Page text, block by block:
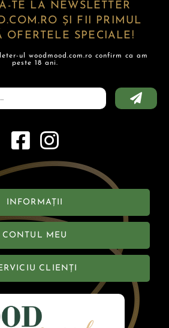
TE LA NEWSLETTER
ȘI FII PRIMUL
OFERTELE SPECIALE!
ul woodmood.com.ro confirm ca am
peste 18 ani.
INFORMAȚII
CONTUL MEU
CLIENȚI